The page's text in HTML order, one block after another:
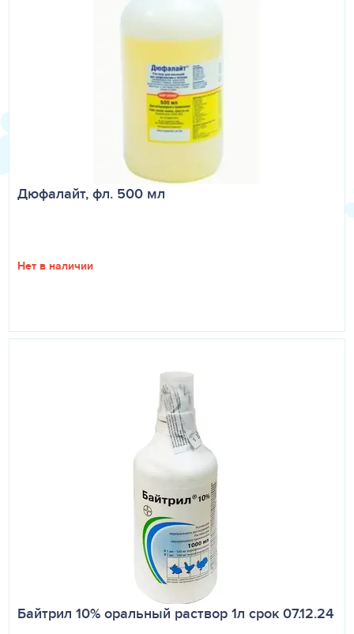
Дюфалайт, фл. 500 мл
Нет в наличии
Байтрил 10% оральный раствор 1л срок 07.12.24